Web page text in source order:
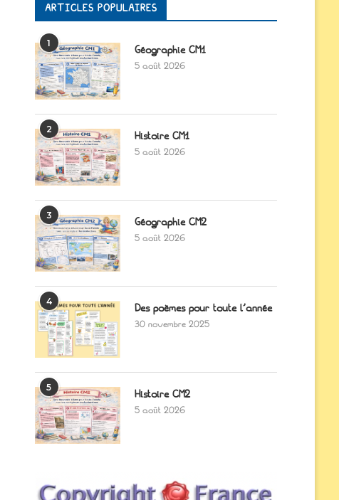
ARTICLES POPULAIRES
1
Géographie CM1
5 août 2026
2
Histoire CM1
5 août 2026
3
Géographie CM2
5 août 2026
4
Des poèmes pour toute l’année
30 novembre 2025
5
Histoire CM2
5 août 2026